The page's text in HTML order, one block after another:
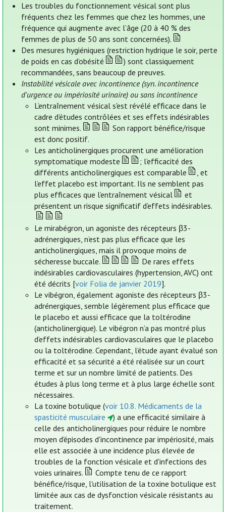
Les troubles du fonctionnement vésical sont plus
fréquents chez les femmes que chez les hommes, une
fréquence qui augmente avec l’âge (20 à 40 % des
femmes de plus de 50 ans sont concernées).
Des mesures hygiéniques (restriction hydrique le soir, perte
de poids en cas d’obésité
) sont classiquement
recommandées, sans beaucoup de preuves.
Instabilité vésicale avec incontinence (syn. incontinence
d'urgence ou impériosité urinaire) ou sans incontinence
L’entraînement vésical s'est révélé efficace dans le
cadre d’études contrôlées et ses effets indésirables
sont minimes.
Son rapport bénéfice/risque
est donc positif.
Les anticholinergiques procurent une amélioration
symptomatique modeste
; l’efficacité des
différents anticholinergiques est comparable
, et
l’effet placebo est important. Ils ne semblent pas
plus efficaces que l’entraînement vésical
et
présentent un risque significatif d’effets indésirables.
Le mirabégron, un agoniste des récepteurs β3-
adrénergiques, n’est pas plus efficace que les
anticholinergiques, mais il provoque moins de
sécheresse buccale.
De rares effets
indésirables cardiovasculaires (hypertension, AVC) ont
été décrits [voir Folia de janvier 2019].
Le vibégron, également agoniste des récepteurs β3-
adrénergiques, semble légèrement plus efficace que
le placebo et aussi efficace que la toltérodine
(anticholinergique). Le vibégron n’a pas montré plus
d’effets indésirables cardiovasculaires que le placebo
ou la toltérodine. Cependant, l’étude ayant évalué son
efficacité et sa sécurité a été réalisée sur un court
terme et sur un nombre limité de patients. Des
études à plus long terme et à plus large échelle sont
nécessaires.
La toxine botulique (voir 10.8. Médicaments de la
spasticité musculaire
) a une efficacité similaire à
celle des anticholinergiques pour réduire le nombre
moyen d'épisodes d'incontinence par impériosité, mais
elle est associée à une incidence plus élevée de
troubles de la fonction vésicale et d'infections des
voies urinaires.
Compte tenu de ce rapport
bénéfice/risque, l'utilisation de la toxine botulique est
limitée aux cas de dysfonction vésicale résistants au
traitement.